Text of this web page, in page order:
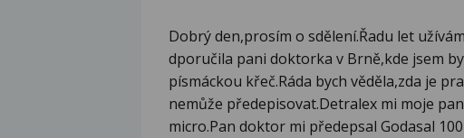
Dobrý den,prosím o sdělení.Řadu let
dporučila pani doktorka v Brně,kde jsem
písmáckou křeč.Ráda bych věděla,zda je
nemůže předepisovat.Detralex mi moje
micro.Pan doktor mi předepsal Godasal